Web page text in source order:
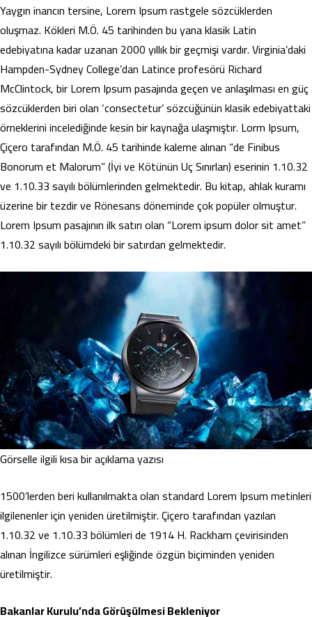
Yaygın inancın tersine, Lorem Ipsum rastgele sözcüklerden
oluşmaz. Kökleri M.Ö. 45 tarihinden bu yana klasik Latin
edebiyatına kadar uzanan 2000 yıllık bir geçmişi vardır. Virginia’daki
Hampden-Sydney College’dan Latince profesörü Richard
McClintock, bir Lorem Ipsum pasajında geçen ve anlaşılması en güç
sözcüklerden biri olan ‘consectetur’ sözcüğünün klasik edebiyattaki
örneklerini incelediğinde kesin bir kaynağa ulaşmıştır. Lorm Ipsum,
Çiçero tarafından M.Ö. 45 tarihinde kaleme alınan “de Finibus
Bonorum et Malorum” (İyi ve Kötünün Uç Sınırları) eserinin 1.10.32
ve 1.10.33 sayılı bölümlerinden gelmektedir. Bu kitap, ahlak kuramı
üzerine bir tezdir ve Rönesans döneminde çok popüler olmuştur.
Lorem Ipsum pasajının ilk satırı olan “Lorem ipsum dolor sit amet”
1.10.32 sayılı bölümdeki bir satırdan gelmektedir.
Görselle ilgili kısa bir açıklama yazısı
1500’lerden beri kullanılmakta olan standard Lorem Ipsum metinleri
ilgilenenler için yeniden üretilmiştir. Çiçero tarafından yazılan
1.10.32 ve 1.10.33 bölümleri de 1914 H. Rackham çevirisinden
alınan İngilizce sürümleri eşliğinde özgün biçiminden yeniden
üretilmiştir.
Bakanlar Kurulu’nda Görüşülmesi Bekleniyor